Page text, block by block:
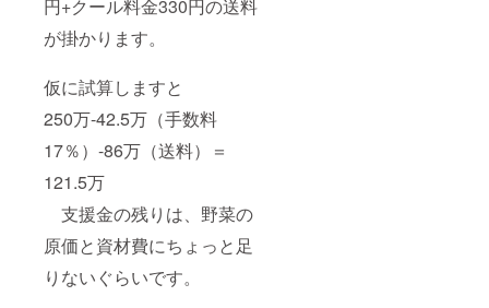
円+クール料金330円の送料
が掛かります。
仮に試算しますと
250万-42.5万（手数料
17％）-86万（送料）＝
121.5万
支援金の残りは、野菜の
原価と資材費にちょっと足
りないぐらいです。